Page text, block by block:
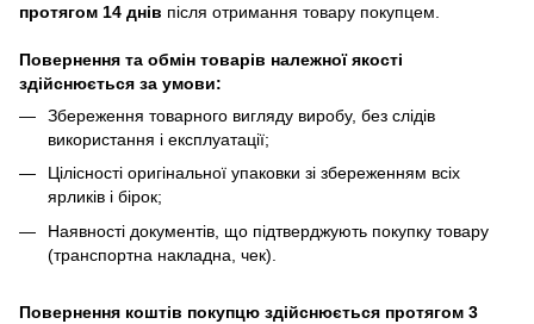
протягом 14 днів після отримання товару покупцем.
Повернення та обмін товарів належної якості
здійснюється за умови:
Збереження товарного вигляду виробу, без слідів
використання і експлуатації;
Цілісності оригінальної упаковки зі збереженням всіх
ярликів і бірок;
Наявності документів, що підтверджують покупку товару
(транспортна накладна, чек).
Повернення коштів покупцю здійснюється протягом 3